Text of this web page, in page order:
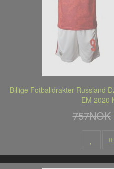
Billige Fotballdrakter Russland
EM 2020
757NOK